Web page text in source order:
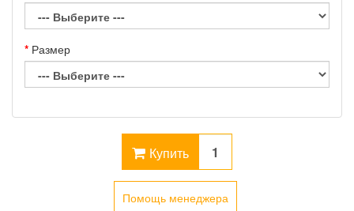
Размер
Купить
Помощь менеджера